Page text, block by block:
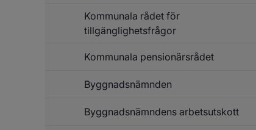
Kommunala rådet för
tillgänglighetsfrågor
Kommunala pensionärsrådet
Byggnadsnämnden
Byggnadsnämndens arbetsutskott